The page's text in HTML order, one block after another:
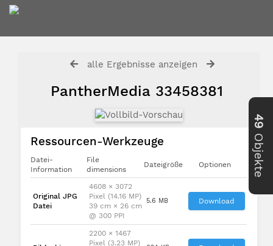
alle Ergebnisse anzeigen
PantherMedia 33458381
Ressourcen-Werkzeuge
Datei-
Information
File
dimensions
Dateigröße Optionen
Original JPG
Datei
4608 × 3072
Pixel (14.16 MP)
39 cm × 26 cm
@ 300 PPI
5.6 MB Download
2200 × 1467
Pixel (3.23 MP)
49
Objekte